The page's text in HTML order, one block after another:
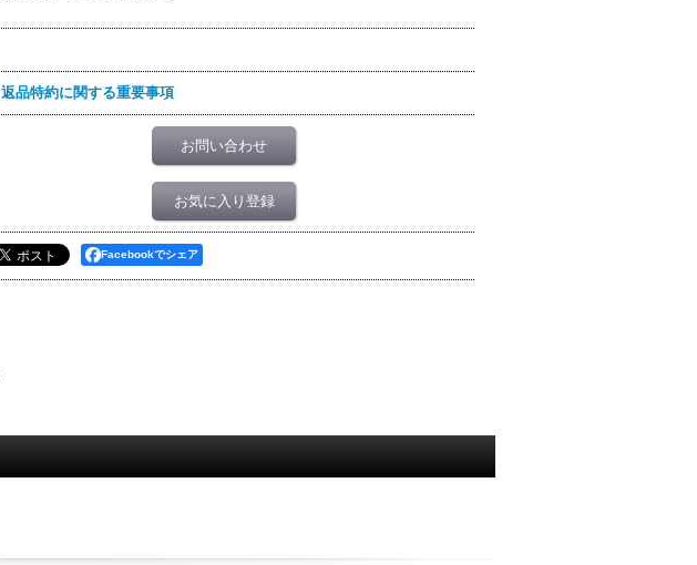
返品特約に関する重要事項
お問い合わせ
お気に入り登録
Facebookでシェア